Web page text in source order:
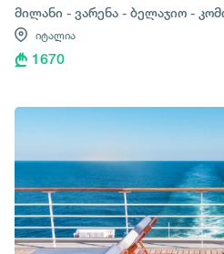
მილანი - ვარენა - ბელაჯიო -
იტალია
1670